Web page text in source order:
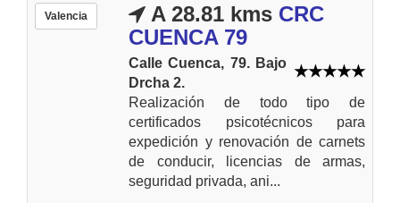
Valencia A 28.81 kms CRC
CUENCA 79
Calle Cuenca, 79. Bajo
Drcha 2.
Realización de todo tipo de
certificados psicotécnicos para
expedición y renovación de carnets
de conducir, licencias de armas,
seguridad privada, ani...